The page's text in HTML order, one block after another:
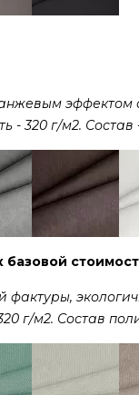
эффектом
- 320 г/м2. Состав
базовой
фактуры,
г/м2. Состав